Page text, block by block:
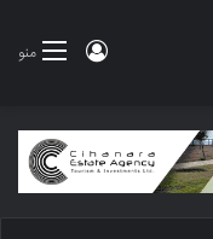
منو ورود